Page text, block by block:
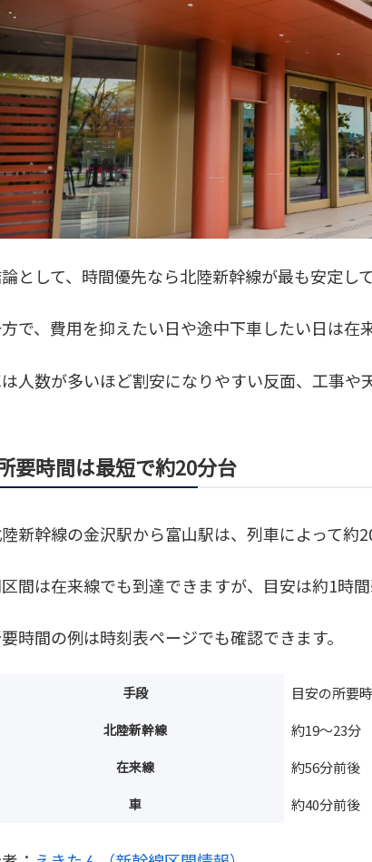
として、時間優先なら北陸新幹線が最も安定し
で、費用を抑えたい日や途中下車したい日は在
人数が多いほど割安になりやすい反面、工事や
要時間は最短で約20分台
新幹線の金沢駅から富山駅は、列車によって約
間は在来線でも到達できますが、目安は約1時
時間の例は時刻表ページでも確認できます。
手段 目安の所要
北陸新幹線 約19〜23分
在来線 約56分前後
車 約40分前後